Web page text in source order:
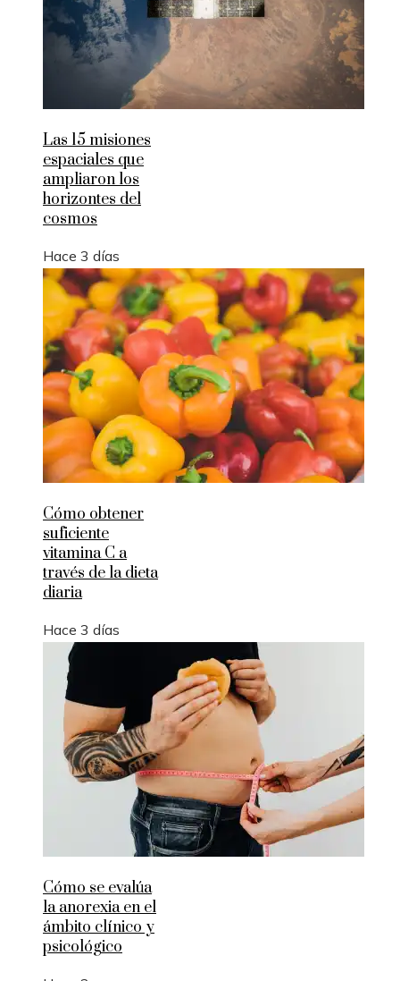
Las 15 misiones
espaciales que
ampliaron los
horizontes del
cosmos
Hace 3 días
Cómo obtener
suficiente
vitamina C a
través de la dieta
diaria
Hace 3 días
Cómo se evalúa
la anorexia en el
ámbito clínico y
psicológico